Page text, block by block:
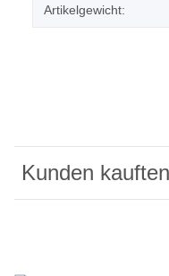
Artikelgewicht:
Kunden